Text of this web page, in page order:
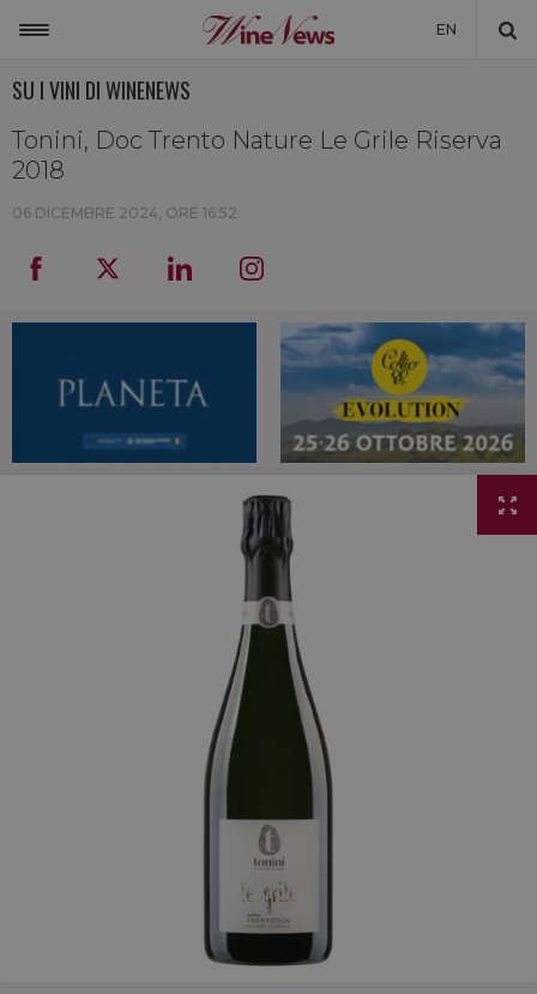
EN
MONDO
LA CANTINA DI WINENEWS
DICONO DI NOI
WINENEWS TV
SU I VINI DI WINENEWS
Tonini, Doc Trento Nature Le Grile Riserva
2018
06 DICEMBRE 2024, ORE 16:52